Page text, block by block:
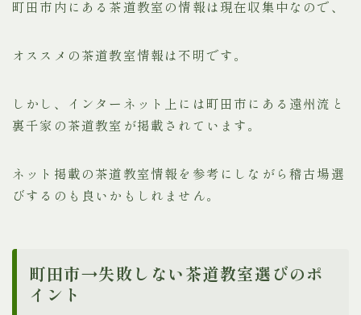
町田市内にある茶道教室の情報は現在収集中なので、
オススメの茶道教室情報は不明です。
しかし、インターネット上には町田市にある遠州流と
裏千家の茶道教室が掲載されています。
ネット掲載の茶道教室情報を参考にしながら稽古場選
びするのも良いかもしれません。
町田市→失敗しない茶道教室選びのポ
イント